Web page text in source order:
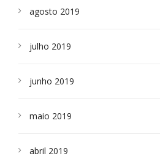
agosto 2019
julho 2019
junho 2019
maio 2019
abril 2019